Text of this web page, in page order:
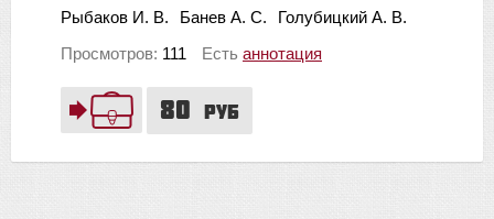
80 руб
Рыбаков И. В. Банев А. С.
Голубицкий А. В.
Просмотров: 111 Есть аннотация